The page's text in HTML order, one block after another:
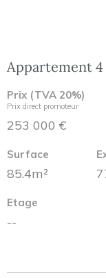
Appartement 4
Prix (TVA 20%)
Prix direct promoteur
253 000 €
Surface
85.4m²
Etage
--